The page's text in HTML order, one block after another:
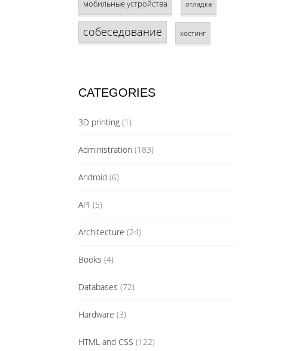
мобильные устройства отладка
собеседование хостинг
CATEGORIES
3D printing(1)
Administration (183)
Android (6)
API (5)
Architecture (24)
Books (4)
Databases (72)
Hardware (3)
HTML and CSS (122)